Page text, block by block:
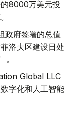
8000万美元投
政府签署的总值
洛夫区建设日处
。
Global LLC
字化和人工智能